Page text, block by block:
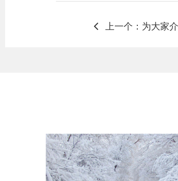
上一个：为大家